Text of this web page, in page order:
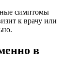
симптомы
к врачу или
в